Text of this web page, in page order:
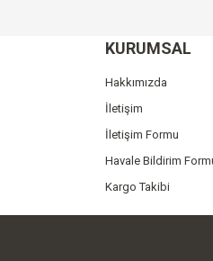
Ürün resmi
KURUMSAL
Hakkımızda
İletişim
İletişim Formu
Havale Bildirim
Kargo Takibi